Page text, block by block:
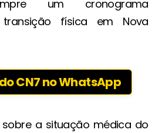
um cronograma
transição física em Nova
CN7 no WhatsApp
a situação médica do